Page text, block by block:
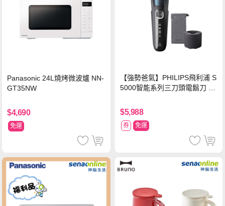
Panasonic 24L燒烤微波爐 NN-
GT35NW
$4,690
免運
【強勢爸氣】PHILIPS飛利浦 S
5000智能系列三刀頭電鬍刀 S5
$5,988
券 免運